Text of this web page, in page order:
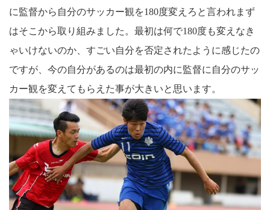
に監督から自分のサッカー観を180度変えろと言われまず
はそこから取り組みました。最初は何で180度も変えなき
ゃいけないのか、すごい自分を否定されたように感じたの
ですが、今の自分があるのは最初の内に監督に自分のサッ
カー観を変えてもらえた事が大きいと思います。